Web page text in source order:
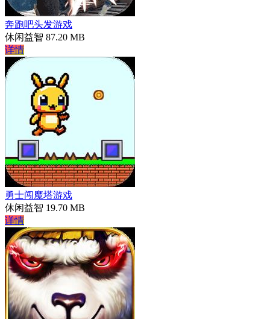
奔跑吧头发游戏
休闲益智 87.20 MB
详情
勇士闯魔塔游戏
休闲益智 19.70 MB
详情